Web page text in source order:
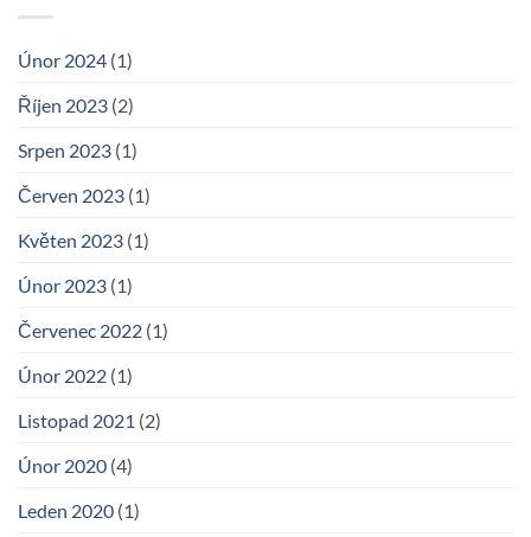
Únor 2024 (1)
Říjen 2023 (2)
Srpen 2023 (1)
Červen 2023 (1)
Květen 2023 (1)
Únor 2023 (1)
Červenec 2022 (1)
Únor 2022 (1)
Listopad 2021 (2)
Únor 2020 (4)
Leden 2020 (1)